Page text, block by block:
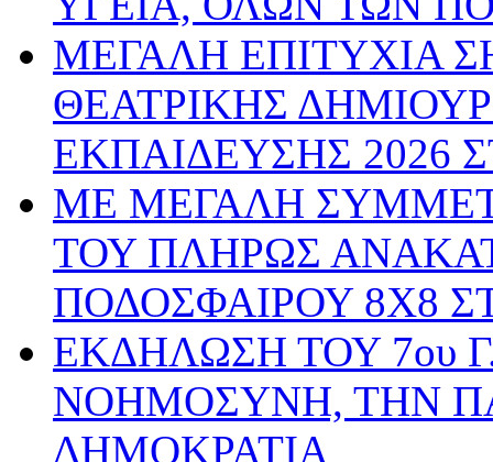
ΜΕΓΑΛΗ ΕΠΙΤΥΧΙΑ
ΘΕΑΤΡΙΚΗΣ
ΕΚΠΑΙΔΕΥΣΗΣ 2026
ΜΕ ΜΕΓΑΛΗ
ΤΟΥ ΠΛΗΡΩΣ
ΠΟΔΟΣΦΑΙΡΟΥ 8Χ8
ΕΚΔΗΛΩΣΗ ΤΟΥ 7ου
ΝΟΗΜΟΣΥΝΗ, ΤΗΝ
ΔΗΜΟΚΡΑΤΙΑ